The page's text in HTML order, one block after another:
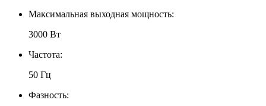
Максимальная выходная мощность:
3000 Вт
Частота:
50 Гц
Фазность: